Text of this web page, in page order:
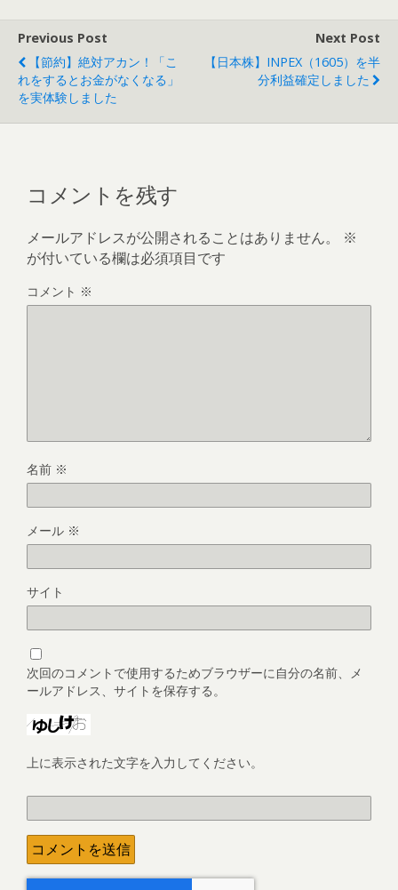
Previous Post
【節約】絶対アカン！「こ
れをするとお金がなくなる」
を実体験しました
Next Post
【日本株】INPEX（1605）を半
分利益確定しました
コメントを残す
メールアドレスが公開されることはありません。
※
が付いている欄は必須項目です
コメント ※
名前 ※
メール ※
サイト
次回のコメントで使用するためブラウザーに自分の名前、メ
ールアドレス、サイトを保存する。
上に表示された文字を入力してください。